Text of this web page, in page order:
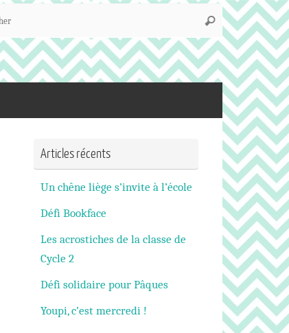
Recherche
pour
:
Rechercher
Articles récents
Un chêne liège s’invite à l’école
Défi Bookface
Les acrostiches de la classe de
Cycle 2
Défi solidaire pour Pâques
Youpi, c’est mercredi !